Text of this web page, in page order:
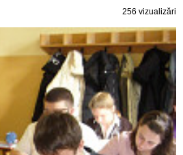
256 vizualizări